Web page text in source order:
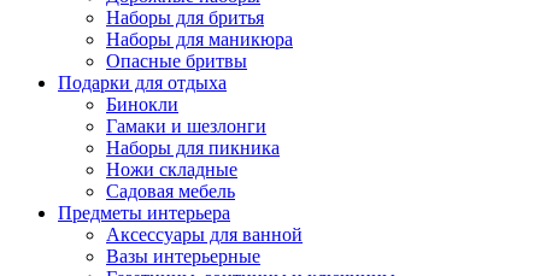
Наборы для бритья
Наборы для маникюра
Опасные бритвы
Подарки для отдыха
Бинокли
Гамаки и шезлонги
Наборы для пикника
Ножи складные
Садовая мебель
Предметы интерьера
Аксессуары для ванной
Вазы интерьерные